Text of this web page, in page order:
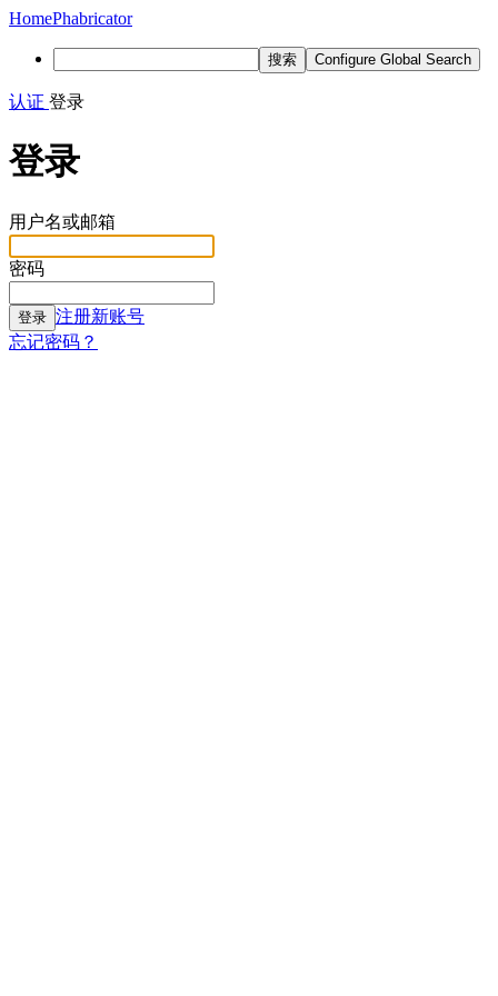
HomePhabricator
搜索 Configure Global Search
认证 登录
登录
用户名或邮箱
密码
登录 注册新账号
忘记密码？